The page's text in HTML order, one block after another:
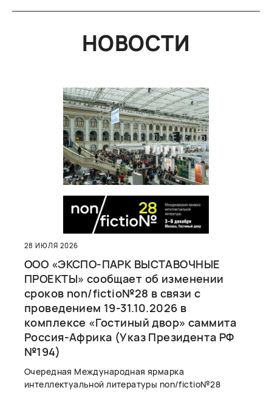
НОВОСТИ
28 ИЮЛЯ 2026
ООО «ЭКСПО-ПАРК ВЫСТАВОЧНЫЕ
ПРОЕКТЫ» сообщает об изменении
сроков non/fictio№28 в связи с
проведением 19-31.10.2026 в
комплексе «Гостиный двор» саммита
Россия-Африка (Указ Президента РФ
№194)
Очередная Международная ярмарка
интеллектуальной литературы non/fictio№28